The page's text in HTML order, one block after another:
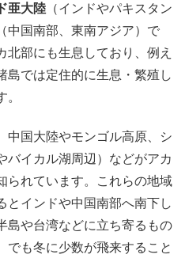
亜大陸 （インドやパキスタン
（中国南部、東南アジア）で
部にも生息しており、例え
島では定住的に生息・繁殖し
中国大陸やモンゴル高原、シ
バイカル湖周辺）などがアカ
られています。これらの地域
とインドや中国南部へ南下し
島や台湾などに立ち寄るもの
でも冬に少数が飛来すること